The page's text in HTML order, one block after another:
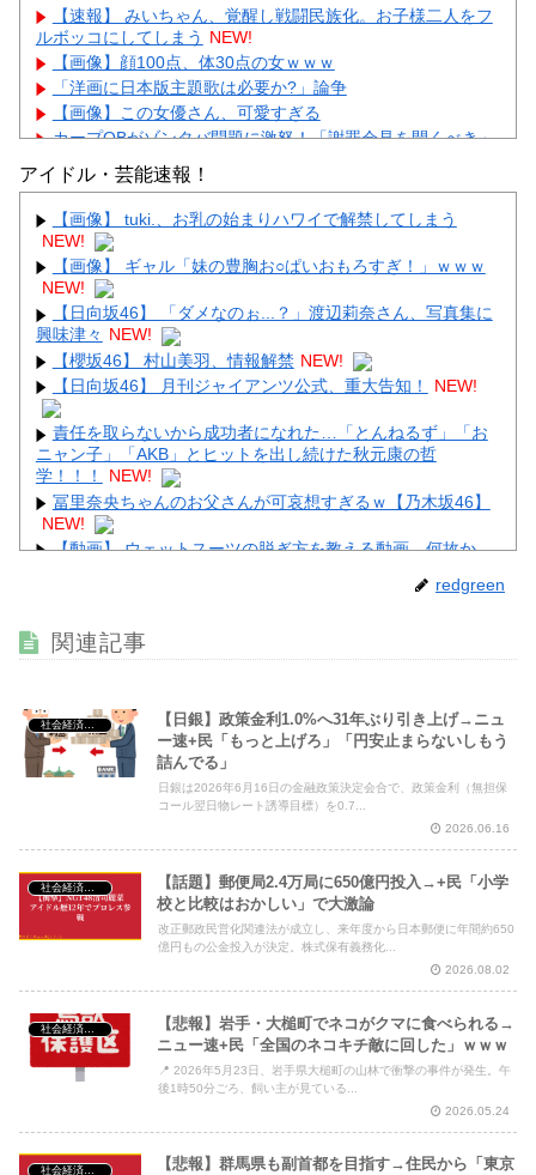
【速報】 みいちゃん、覚醒し戦闘民族化。お子様二人をフ
ルボッコにしてしまう NEW!
【画像】顔100点、体30点の女ｗｗｗ
「洋画に日本版主題歌は必要か?」論争
【画像】この女優さん、可愛すぎる
カープOBがゾンタバ問題に激怒！「謝罪会見を開くべき」
【画像】顔100点、体30点の女ｗｗｗ
Powered by livedoor 相互RSS
アイドル・芸能速報！
【画像】 tuki.、お乳の始まりハワイで解禁してしまう
NEW!
【画像】 ギャル「妹の豊胸お○ぱいおもろすぎ！」ｗｗｗ
NEW!
【日向坂46】 「ダメなのぉ...？」渡辺莉奈さん、写真集に
興味津々 NEW!
【櫻坂46】 村山美羽、情報解禁 NEW!
【日向坂46】 月刊ジャイアンツ公式、重大告知！
NEW!
責任を取らないから成功者になれた…「とんねるず」「お
ニャン子」「AKB」とヒットを出し続けた秋元康の哲
学！！！
NEW!
冨里奈央ちゃんのお父さんが可哀想すぎるｗ【乃木坂46】
NEW!
【動画】 ウェットスーツの脱ぎ方を教える動画、何故か
【画像】 裏垢JD「新しい下着可愛いからみて！」ｗｗｗ
【動画】 姫路のイベントで胸チラ
Powered by livedoor 相互RSS
redgreen
関連記事
【日銀】政策金利1.0%へ31年ぶり引き上げ→ニュ
ー速+民「もっと上げろ」「円安止まらないしもう
詰んでる」
日銀は2026年6月16日の金融政策決定会合で、政策金利（無担保
コール翌日物レート誘導目標）を0.7...
2026.06.16
【話題】郵便局2.4万局に650億円投入→+民「小学
校と比較はおかしい」で大激論
改正郵政民営化関連法が成立し、来年度から日本郵便に年間約650
億円もの公金投入が決定。株式保有義務化...
2026.08.02
【悲報】岩手・大槌町でネコがクマに食べられる→
ニュー速+民「全国のネコキチ敵に回した」ｗｗｗ
📍 2026年5月23日、岩手県大槌町の山林で衝撃の事件が発生。午
後1時50分ごろ、飼い主が見ている...
2026.05.24
【悲報】群馬県も副首都を目指す→住民から「東京